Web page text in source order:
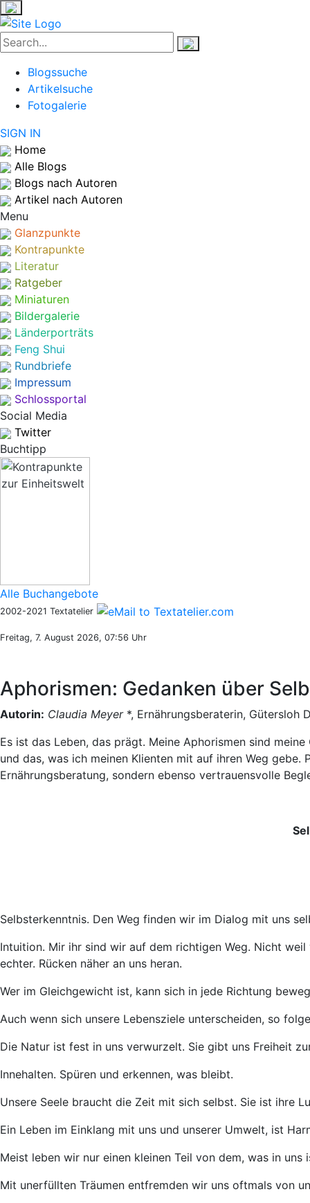
Blogssuche
Artikelsuche
Fotogalerie
SIGN IN
Home
Alle Blogs
Blogs nach Autoren
Artikel nach Autoren
Menu
Glanzpunkte
Kontrapunkte
Literatur
Ratgeber
Miniaturen
Bildergalerie
Länderporträts
Feng Shui
Rundbriefe
Impressum
Schlossportal
Social Media
Twitter
Buchtipp
Alle Buchangebote
2002-2021 Textatelier
Freitag, 7. August 2026, 07:56 Uhr
Aphorismen: Gedanken über
Autorin: Claudia Meyer *, Ernährungsberaterin, Gütersloh
Es ist das Leben, das prägt. Meine Aphorismen sind
und das, was ich meinen Klienten mit auf ihren Weg
Ernährungsberatung, sondern ebenso vertrauensvolle
Selbsterkenntnis. Den Weg finden wir im Dialog mit uns
Intuition. Mir ihr sind wir auf dem richtigen Weg. Nicht
echter. Rücken näher an uns heran.
Wer im Gleichgewicht ist, kann sich in jede Richtung
Auch wenn sich unsere Lebensziele unterscheiden, so
Die Natur ist fest in uns verwurzelt. Sie gibt uns Freiheit
Innehalten. Spüren und erkennen, was bleibt.
Unsere Seele braucht die Zeit mit sich selbst. Sie ist ihre
Ein Leben im Einklang mit uns und unserer Umwelt, ist
Meist leben wir nur einen kleinen Teil von dem, was in uns
Mit unerfüllten Träumen entfremden wir uns oftmals von